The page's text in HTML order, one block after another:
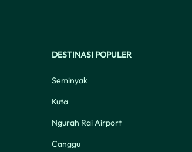
DESTINASI POPULER
Seminyak
Kuta
Ngurah Rai Airport
Canggu